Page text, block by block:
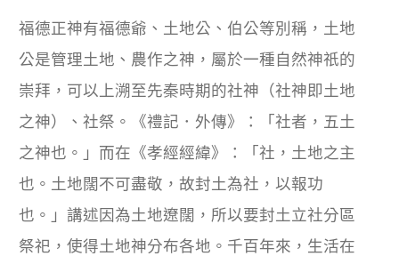
福德正神有福德爺、土地公、伯公等別稱，土地
公是管理土地、農作之神，屬於一種自然神祇的
崇拜，可以上溯至先秦時期的社神（社神即土地
之神）、社祭。《禮記．外傳》：「社者，五土
之神也。」而在《孝經經緯》：「社，土地之主
也。土地闊不可盡敬，故封土為社，以報功
也。」講述因為土地遼闊，所以要封土立社分區
祭祀，使得土地神分布各地。千百年來，生活在